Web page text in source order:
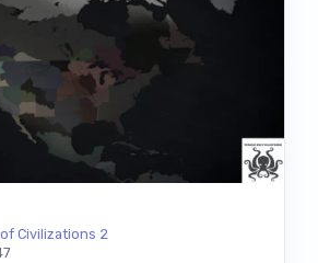
Civilizations 2